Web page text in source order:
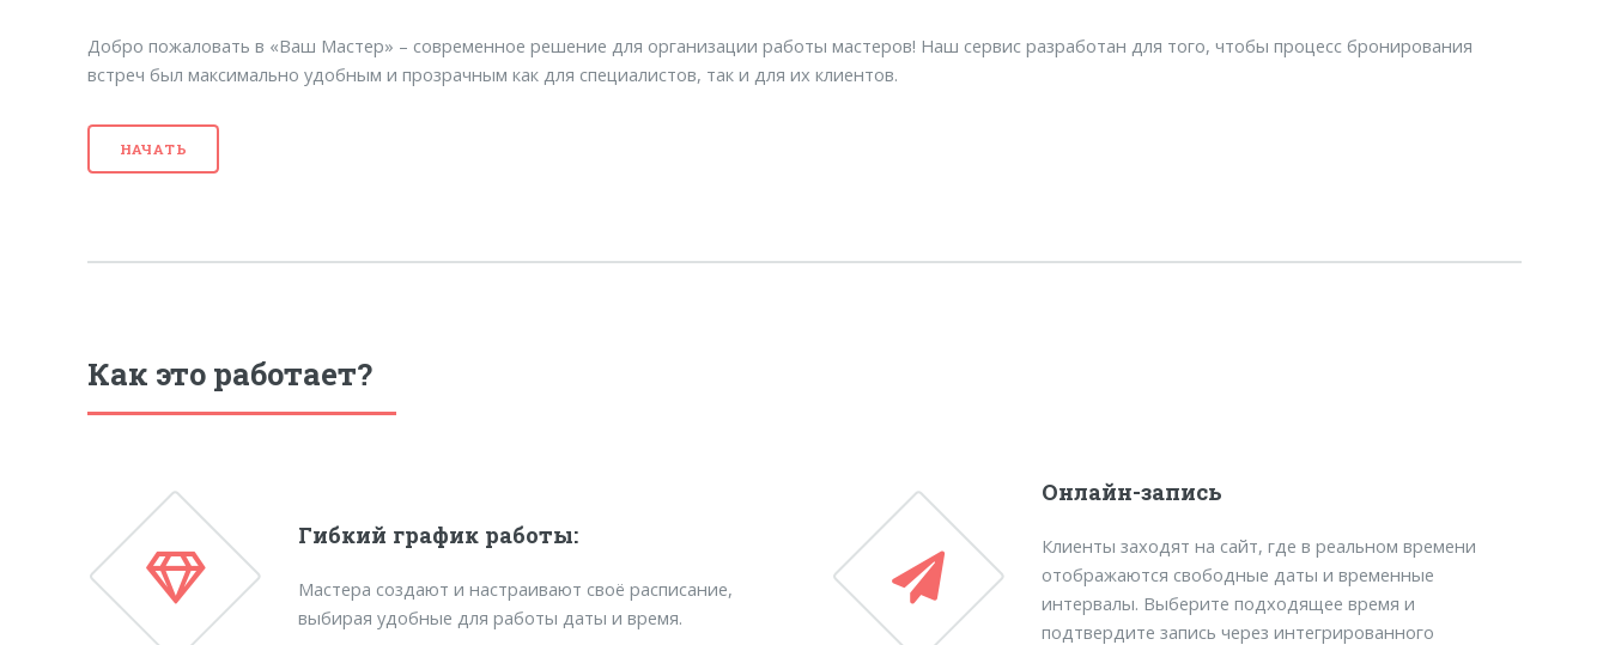
Добро пожаловать в «Ваш Мастер» – современное решение для организации работы мастеров! Наш сервис разработан для того, чтобы процесс бронирования
встреч был максимально удобным и прозрачным как для специалистов, так и для их клиентов.
НАЧАТЬ
Как это работает?
Гибкий график работы:
Мастера создают и настраивают своё расписание,
выбирая удобные для работы даты и время.
Онлайн-запись
Клиенты заходят на сайт, где в реальном времени
отображаются свободные даты и временные
интервалы. Выберите подходящее время и
подтвердите запись через интегрированного